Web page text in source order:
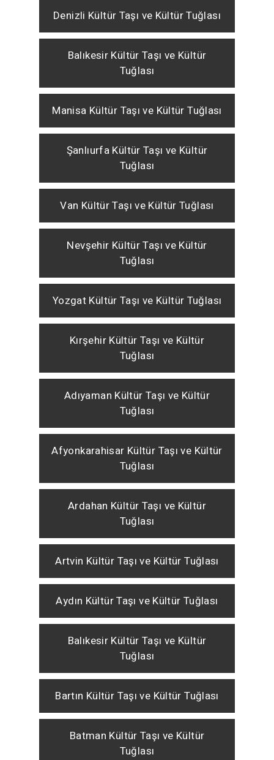
Denizli Kültür Taşı ve Kültür Tuğlası
Balıkesir Kültür Taşı ve Kültür
Tuğlası
Manisa Kültür Taşı ve Kültür Tuğlası
Şanlıurfa Kültür Taşı ve Kültür
Tuğlası
Van Kültür Taşı ve Kültür Tuğlası
Nevşehir Kültür Taşı ve Kültür
Tuğlası
Yozgat Kültür Taşı ve Kültür Tuğlası
Kırşehir Kültür Taşı ve Kültür
Tuğlası
Adıyaman Kültür Taşı ve Kültür
Tuğlası
Afyonkarahisar Kültür Taşı ve Kültür
Tuğlası
Ardahan Kültür Taşı ve Kültür
Tuğlası
Artvin Kültür Taşı ve Kültür Tuğlası
Aydın Kültür Taşı ve Kültür Tuğlası
Balıkesir Kültür Taşı ve Kültür
Tuğlası
Bartın Kültür Taşı ve Kültür Tuğlası
Batman Kültür Taşı ve Kültür
Tuğlası